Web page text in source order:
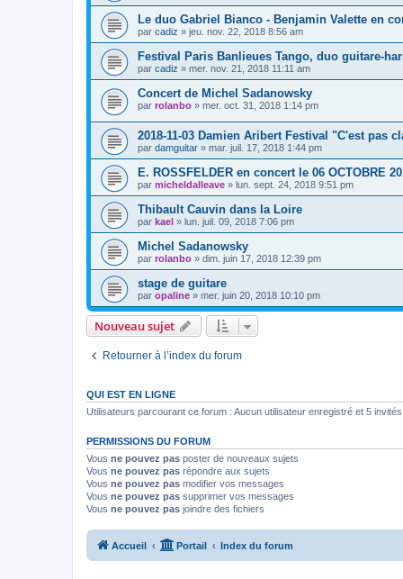
Le duo Gabriel Bianco - Benjamin Valette en
par cadiz » jeu. nov. 22, 2018 8:56 am
Festival Paris Banlieues Tango, duo guitare-
par cadiz » mer. nov. 21, 2018 11:11 am
Concert de Michel Sadanowsky
par rolanbo » mer. oct. 31, 2018 1:14 pm
2018-11-03 Damien Aribert Festival "C'est pas
par damguitar » mar. juil. 17, 2018 1:44 pm
E. ROSSFELDER en concert le 06 OCTOBRE
par micheldalleave » lun. sept. 24, 2018 9:51 pm
Thibault Cauvin dans la Loire
par kael » lun. juil. 09, 2018 7:06 pm
Michel Sadanowsky
par rolanbo » dim. juin 17, 2018 12:39 pm
stage de guitare
par opaline » mer. juin 20, 2018 10:10 pm
Nouveau sujet
Retourner à l’index du forum
QUI EST EN LIGNE
Utilisateurs parcourant ce forum : Aucun utilisateur enregistré et 5 invités
PERMISSIONS DU FORUM
Vous ne pouvez pas poster de nouveaux sujets
Vous ne pouvez pas répondre aux sujets
Vous ne pouvez pas modifier vos messages
Vous ne pouvez pas supprimer vos messages
Vous ne pouvez pas joindre des fichiers
Accueil Portail Index du forum